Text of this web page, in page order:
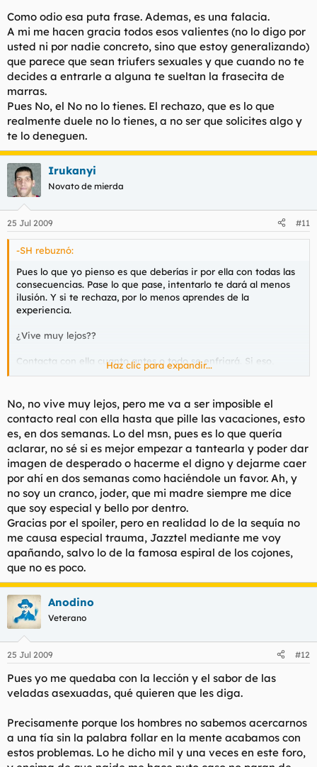
Como odio esa puta frase. Ademas, es una falacia.
A mi me hacen gracia todos esos valientes (no lo digo por
usted ni por nadie concreto, sino que estoy generalizando)
que parece que sean triufers sexuales y que cuando no te
decides a entrarle a alguna te sueltan la frasecita de
marras.
Pues No, el No no lo tienes. El rechazo, que es lo que
realmente duele no lo tienes, a no ser que solicites algo y
te lo deneguen.
Irukanyi
Novato de mierda
25 Jul 2009 #11
-SH rebuznó:
Pues lo que yo pienso es que deberías ir por ella con todas las
consecuencias. Pase lo que pase, intentarlo te dará al menos
ilusión. Y si te rechaza, por lo menos aprendes de la
experiencia.
¿Vive muy lejos??
Contacta con ella cuanto antes o todo se enfriará. Si eso,
agrégala al msn y ve tanteando.
Si es que está más claro que el agua... ¿Qué quieres que te
digamos:
"sí, eres un cranco y debes seguir en esta espiral"
Por cierto:
Spoiler
Haz clic para expandir...
No, no vive muy lejos, pero me va a ser imposible el
contacto real con ella hasta que pille las vacaciones, esto
es, en dos semanas. Lo del msn, pues es lo que quería
aclarar, no sé si es mejor empezar a tantearla y poder dar
imagen de desperado o hacerme el digno y dejarme caer
por ahí en dos semanas como haciéndole un favor. Ah, y
no soy un cranco, joder, que mi madre siempre me dice
que soy especial y bello por dentro.
Gracias por el spoiler, pero en realidad lo de la sequía no
me causa especial trauma, Jazztel mediante me voy
apañando, salvo lo de la famosa espiral de los cojones,
que no es poco.
Anodino
Veterano
25 Jul 2009 #12
Pues yo me quedaba con la lección y el sabor de las
veladas asexuadas, qué quieren que les diga.
Precisamente porque los hombres no sabemos acercarnos
a una tía sin la palabra follar en la mente acabamos con
estos problemas. Lo he dicho mil y una veces en este foro,